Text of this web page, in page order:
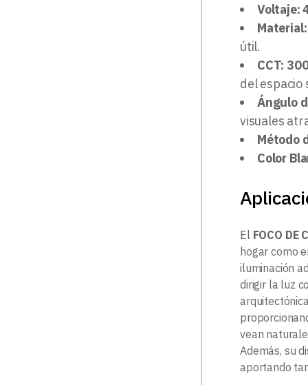
Voltaje:
útil.
CCT:
del espacio
Ángulo
visuales
Método
Color
El FOCO DE
hogar como
iluminación
dirigir la luz
vean
Además, su
aportando